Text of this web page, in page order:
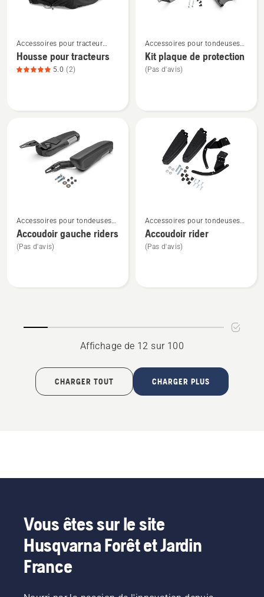
sur
plus
de
détails
note
Accessoires pour tracteur
tondeuse
Housse pour tracteurs
5.0 (2)
plus
de
détails
protection
Accessoires pour tondeuses
autoportées à coupe frontale
Kit plaque de protection
(Pas d'avis)
plus
de
détails
Accessoires pour tondeuses
autoportées à coupe frontale
Accoudoir gauche riders
(Pas d'avis)
plus
de
détails
Accessoires pour tondeuses
autoportées à coupe frontale
Accoudoir rider
(Pas d'avis)
Affichage de 12 sur 100
CHARGER TOUT CHARGER PLUS
Vous êtes sur le site
Husqvarna Forêt et Jardin
France